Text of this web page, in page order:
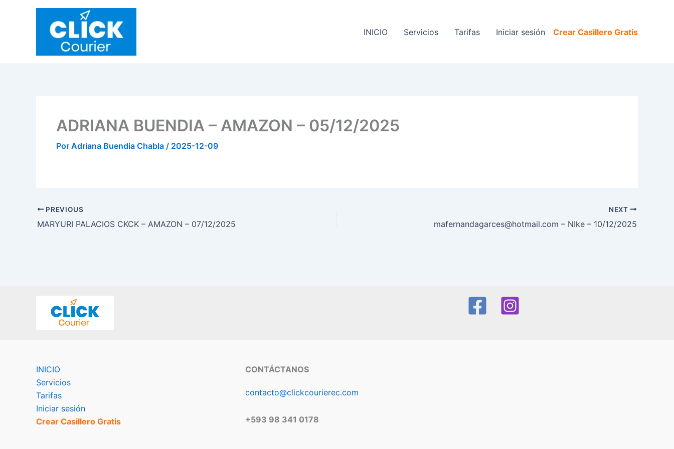
INICIO Servicios Tarifas Iniciar sesión Crear Casillero Gratis
ADRIANA BUENDIA – AMAZON – 05/12/2025
Por Adriana Buendia Chabla / 2025-12-09
PREVIOUS
MARYURI PALACIOS CKCK – AMAZON – 07/12/2025
NEXT
mafernandagarces@hotmail.com – NIke – 10/12/2025
INICIO
Servicios
Tarifas
Iniciar sesión
Crear Casillero Gratis
CONTÁCTANOS
contacto@clickcourierec.com
+593 98 341 0178